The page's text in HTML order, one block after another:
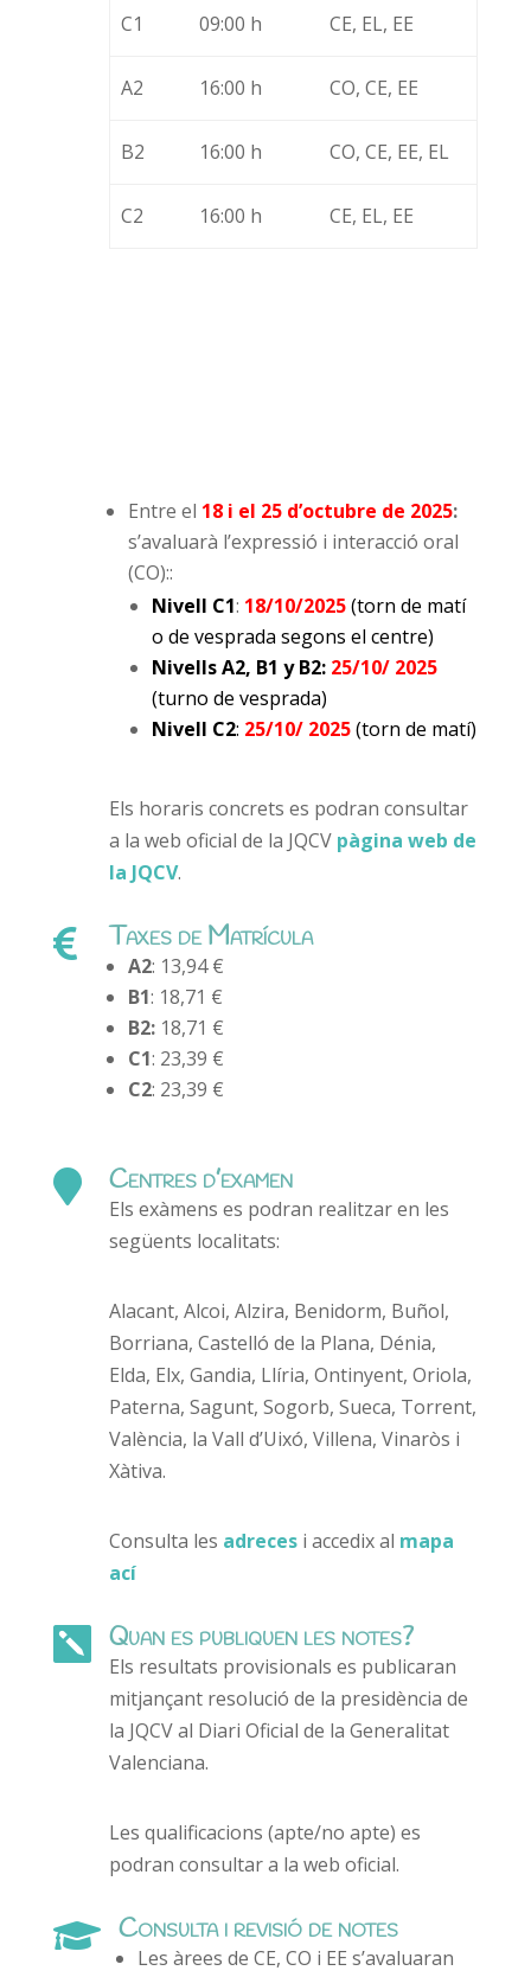
C1 09:00 h CE, EL, EE
A2 16:00 h CO, CE, EE
B2 16:00 h CO, CE, EE, EL
C2 16:00 h CE, EL, EE
Entre el 18 i el 25 d’octubre de 2025:
s’avaluarà l’expressió i interacció oral
(CO)::
Nivell C1: 18/10/2025(torn de matí
o de vesprada segons el centre)
Nivells A2, B1 y B2: 25/10/ 2025
(turno de vesprada)
Nivell C2: 25/10/ 2025(torn de matí)
Els horaris concrets es podran consultar
a la web oficial de la JQCV pàgina web de
la JQCV.
 Taxes de Matrícula
A2: 13,94 €
B1: 18,71 €
B2: 18,71 €
C1: 23,39 €
C2: 23,39 €
 Centres d’examen
Els exàmens es podran realitzar en les
següents localitats:
Alacant, Alcoi, Alzira, Benidorm, Buñol,
Borriana, Castelló de la Plana, Dénia,
Elda, Elx, Gandia, Llíria, Ontinyent, Oriola,
Paterna, Sagunt, Sogorb, Sueca, Torrent,
València, la Vall d’Uixó, Villena, Vinaròs i
Xàtiva.
Consulta les adreces i accedix al mapa
ací
 Quan es publiquen les notes?
Els resultats provisionals es publicaran
mitjançant resolució de la presidència de
la JQCV al Diari Oficial de la Generalitat
Valenciana.
Les qualificacions (apte/no apte) es
podran consultar a la web oficial.
 Consulta i revisió de notes
Les àrees de CE, CO i EE s’avaluaran